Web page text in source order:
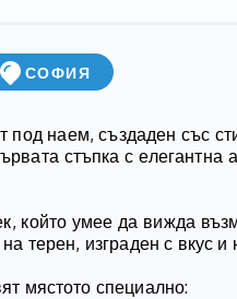
СОФИЯ
под наем, създаден със
стъпка с
който умее да вижда
терен, изграден с вкус
мястото специално: